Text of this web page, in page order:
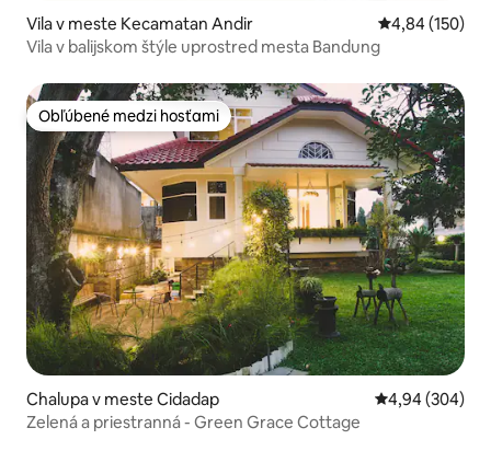
Vila v meste Kecamatan Andir Priemerné
4,84 (150)
Vila v balijskom štýle uprostred mesta Bandung
Obľúbené medzi hosťami
Obľúbené medzi hosťami
Chalupa v meste Cidadap Priemerné
4,94 (304)
Zelená a priestranná - Green Grace Cottage